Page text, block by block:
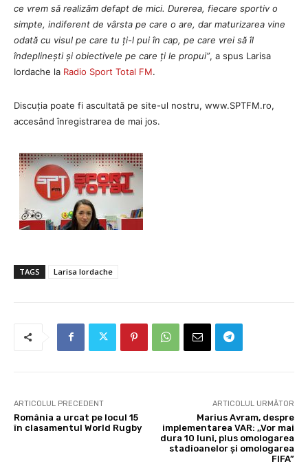
ce vrem să realizăm defapt de mici. Durerea, fiecare sportiv o
simpte, indiferent de vârsta pe care o are, dar maturizarea vine
odată cu visul pe care tu ți-l pui în cap, pe care vrei să îl
îndeplinești și obiectivele pe care ți le propui”, a spus Larisa
Iordache la Radio Sport Total FM.
Discuția poate fi ascultată pe site-ul nostru, www.SPTFM.ro,
accesând înregistrarea de mai jos.
TAGS Larisa Iordache
ARTICOLUL PRECEDENT
România a urcat pe locul 15
în clasamentul World Rugby
ARTICOLUL URMĂTOR
Marius Avram, despre
implementarea VAR: ,,Vor mai
dura 10 luni, plus omologarea
stadioanelor și omologarea
FIFA”